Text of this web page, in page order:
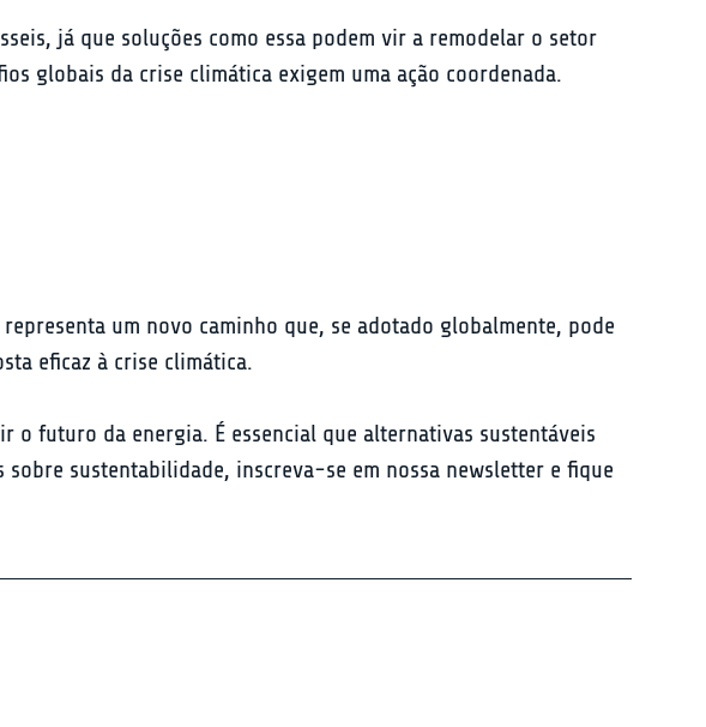
já que soluções como essa podem vir a remodelar o setor
globais da crise climática exigem uma ação coordenada.
um novo caminho que, se adotado globalmente, pode
eficaz à crise climática.
o futuro da energia. É essencial que alternativas sustentáveis
sobre sustentabilidade, inscreva-se em nossa newsletter e fique